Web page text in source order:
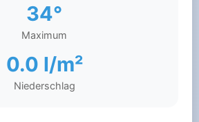
34°
Maximum
0.0 l/m²
Niederschlag